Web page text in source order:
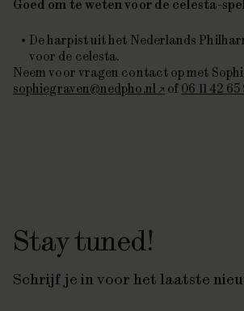
Goed om te weten voor de celesta-
De harpist uit het Nederlands
voor de celesta.
Neem voor vragen contact op met
sophiegraven@nedpho.nl of 06 11 42
Stay tuned!
Schrijf je in voor het laatste